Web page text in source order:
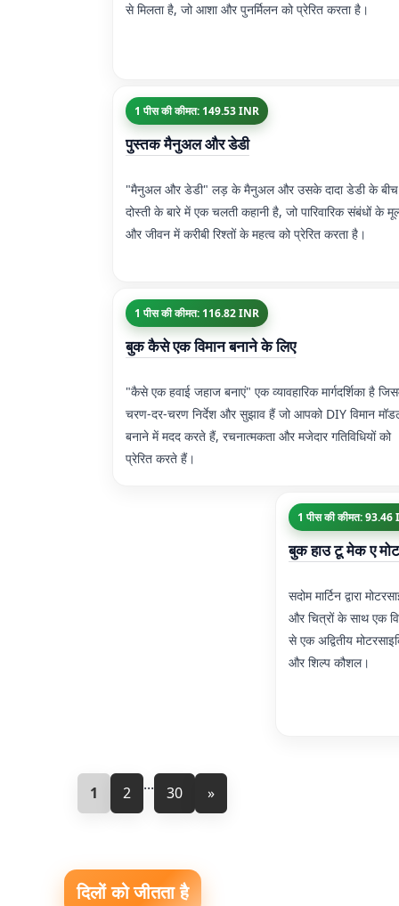
से मिलता है, जो आशा और पुनर्मिलन को प्रेरित करता है।
1 पीस की कीमत: 149.53 INR
पुस्तक मैनुअल और डेडी
"मैनुअल और डेडी" लड़ के मैनुअल और उसके दादा डेडी के बीच
दोस्ती के बारे में एक चलती कहानी है, जो पारिवारिक संबंधों के
और जीवन में करीबी रिश्तों के महत्व को प्रेरित करता है।
1 पीस की कीमत: 116.82 INR
बुक कैसे एक विमान बनाने के लिए
"कैसे एक हवाई जहाज बनाएं" एक व्यावहारिक मार्गदर्शिका है
चरण-दर-चरण निर्देश और सुझाव हैं जो आपको DIY विमान
बनाने में मदद करते हैं, रचनात्मकता और मजेदार गतिविधियों को
प्रेरित करते हैं।
1 पीस की कीमत: 93.46
बुक हाउ टू मेक ए
सदोम मार्टिन द्वारा
और चित्रों के साथ एक
से एक अद्वितीय
और शिल्प कौशल।
1 2 ... 30 »
दिलों को जीतता है